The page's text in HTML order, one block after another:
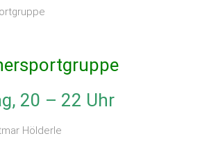
20 – 22 Uhr
Hölderle